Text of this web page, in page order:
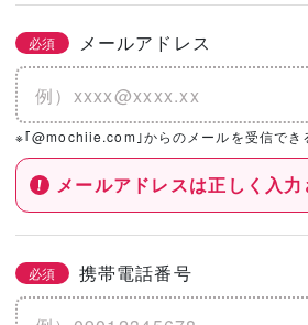
必須 メールアドレス
※｢@mochiie.com｣からのメールを受信でき
メールアドレスは正しく入
必須 携帯電話番号